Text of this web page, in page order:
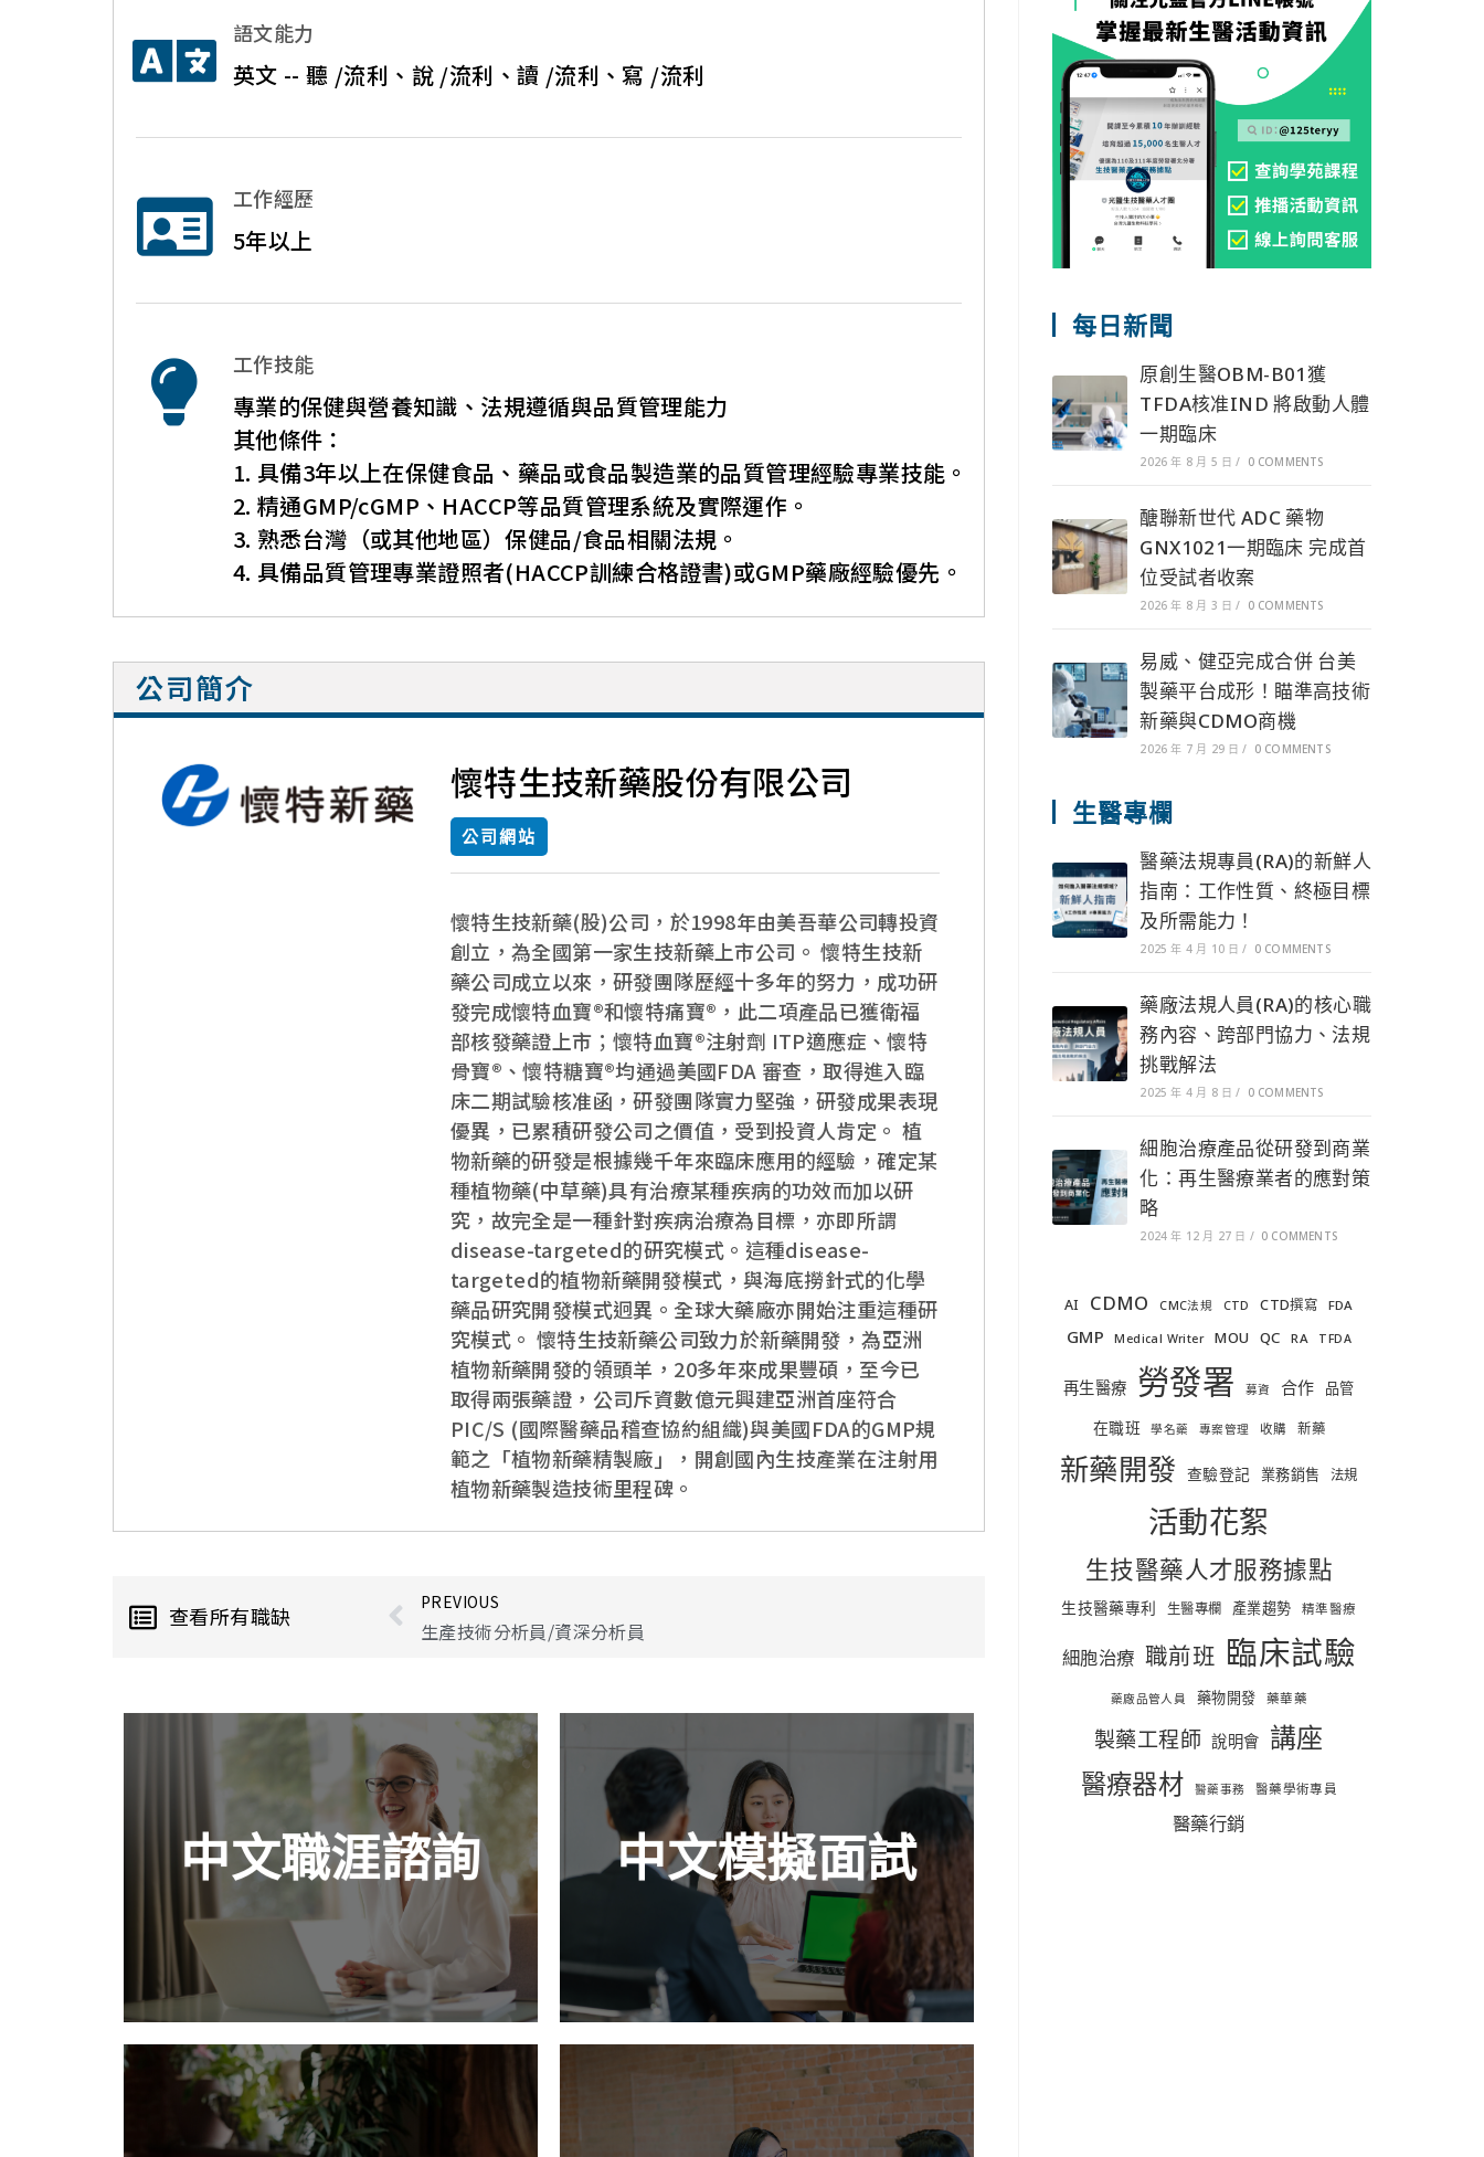
語文能力
英文 -- 聽 /流利、說 /流利、讀 /流利、寫 /流利
工作經歷
5年以上
工作技能
專業的保健與營養知識、法規遵循與品質管理能力
其他條件：
1. 具備3年以上在保健食品、藥品或食品製造業的品質管理經驗專業技能。
2. 精通GMP/cGMP、HACCP等品質管理系統及實際運作。
3. 熟悉台灣（或其他地區）保健品/食品相關法規。
4. 具備品質管理專業證照者(HACCP訓練合格證書)或GMP藥廠經驗優先。
公司簡介
懷特生技新藥股份有限公司
公司網站
懷特生技新藥(股)公司，於1998年由美吾華公司轉投資
創立，為全國第一家生技新藥上市公司。 懷特生技新
藥公司成立以來，研發團隊歷經十多年的努力，成功研
發完成懷特血寶®和懷特痛寶®，此二項產品已獲衛福
部核發藥證上市；懷特血寶®注射劑 ITP適應症、懷特
骨寶®、懷特糖寶®均通過美國FDA 審查，取得進入臨
床二期試驗核准函，研發團隊實力堅強，研發成果表現
優異，已累積研發公司之價值，受到投資人肯定。 植
物新藥的研發是根據幾千年來臨床應用的經驗，確定某
種植物藥(中草藥)具有治療某種疾病的功效而加以研
究，故完全是一種針對疾病治療為目標，亦即所謂
disease-targeted的研究模式。這種disease-
targeted的植物新藥開發模式，與海底撈針式的化學
藥品研究開發模式迥異。全球大藥廠亦開始注重這種研
究模式。 懷特生技新藥公司致力於新藥開發，為亞洲
植物新藥開發的領頭羊，20多年來成果豐碩，至今已
取得兩張藥證，公司斥資數億元興建亞洲首座符合
PIC/S (國際醫藥品稽查協約組織)與美國FDA的GMP規
範之「植物新藥精製廠」，開創國內生技產業在注射用
植物新藥製造技術里程碑。
查看所有職缺
PREVIOUS
生產技術分析員/資深分析員
中文職涯諮詢
中文職涯諮詢
如果你是剛畢業的新鮮人，可能對於未來可
以從事的領域沒有太多概念及想法。生技醫
藥產業界非常廣闊，你需要聽聽業界專家的
建議，除了豐富自己的眼界，也能提早確定
查看更多
中文模擬面試
中文模擬面試
一個好的自我介紹將在後續與面試官的Q&A
環節中佔據主動且有力的位置。我們會教你
如何找出過往經驗及職缺的關聯性，比較出
和其他人選不同的地方好好包裝。
查看更多
英文模擬面試
英文口說總是好緊張，尤其使用自己不熟悉
英文履歷優化
面試官對於求職者的第一印象來自於履歷，
每日新聞
原創生醫OBM-B01獲
TFDA核准IND 將啟動人體
一期臨床
2026 年 8 月 5 日 / 0 COMMENTS
醣聯新世代 ADC 藥物
GNX1021一期臨床 完成首
位受試者收案
2026 年 8 月 3 日 / 0 COMMENTS
易威、健亞完成合併 台美
製藥平台成形！瞄準高技術
新藥與CDMO商機
2026 年 7 月 29 日 / 0 COMMENTS
生醫專欄
醫藥法規專員(RA)的新鮮人
指南：工作性質、終極目標
及所需能力！
2025 年 4 月 10 日 / 0 COMMENTS
藥廠法規人員(RA)的核心職
務內容、跨部門協力、法規
挑戰解法
2025 年 4 月 8 日 / 0 COMMENTS
細胞治療產品從研發到商業
化：再生醫療業者的應對策
略
2024 年 12 月 27 日 / 0 COMMENTS
AI CDMO CMC法規 CTD CTD撰寫 FDA
GMP Medical Writer MOU QC RA TFDA
再生醫療 勞發署 募資 合作 品管
在職班 學名藥 專案管理 收購 新藥
新藥開發 查驗登記 業務銷售 法規
活動花絮
生技醫藥人才服務據點
生技醫藥專利 生醫專欄 產業趨勢 精準醫療
細胞治療 職前班 臨床試驗
藥廠品管人員 藥物開發 藥華藥
製藥工程師 說明會 講座
醫療器材 醫藥事務 醫藥學術專員
醫藥行銷